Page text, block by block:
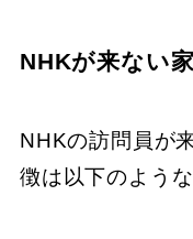
NHKが来ない
NHKの訪問員が
徴は以下のよう